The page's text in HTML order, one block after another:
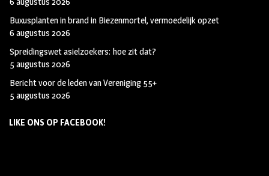
Buxusplanten in brand in Biezenmortel, vermoedelijk opzet
6 augustus 2026
Spreidingswet asielzoekers: hoe zit dat?
5 augustus 2026
Bericht voor de leden van Vereniging 55+
5 augustus 2026
LIKE ONS OP FACEBOOK!